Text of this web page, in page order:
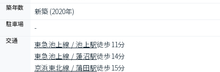
築年数 新築 (2020年)
駐車場 -
交通 東急池上線 / 池上駅徒歩11分
東急池上線 / 蓮沼駅徒歩14分
京浜東北線 / 蒲田駅徒歩15分